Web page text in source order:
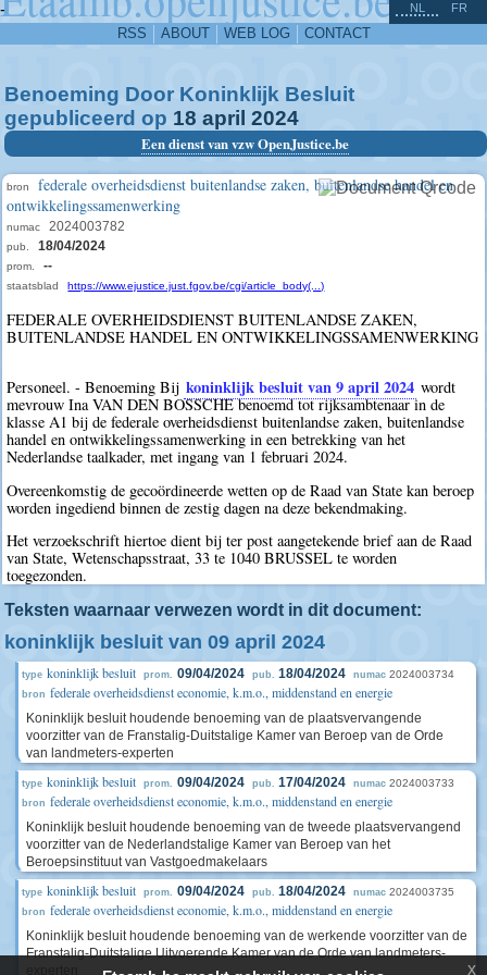
-
RSS ABOUT WEB LOG CONTACT
NL FR
Benoeming Door Koninklijk Besluit
gepubliceerd op 18 april 2024
Een dienst van vzw OpenJustice.be
bron
federale overheidsdienst buitenlandse zaken, buitenlandse handel en
ontwikkelingssamenwerking
numac 2024003782
pub. 18/04/2024
prom. --
staatsblad https://www.ejustice.just.fgov.be/cgi/article_body(...)
FEDERALE OVERHEIDSDIENST BUITENLANDSE ZAKEN,
BUITENLANDSE HANDEL EN ONTWIKKELINGSSAMENWERKING
Personeel. - Benoeming Bij koninklijk besluit van 9 april 2024 wordt
mevrouw Ina VAN DEN BOSSCHE benoemd tot rijksambtenaar in de
klasse A1 bij de federale overheidsdienst buitenlandse zaken, buitenlandse
handel en ontwikkelingssamenwerking in een betrekking van het
Nederlandse taalkader, met ingang van 1 februari 2024.
Overeenkomstig de gecoördineerde wetten op de Raad van State kan beroep
worden ingediend binnen de zestig dagen na deze bekendmaking.
Het verzoekschrift hiertoe dient bij ter post aangetekende brief aan de Raad
van State, Wetenschapsstraat, 33 te 1040 BRUSSEL te worden
toegezonden.
Teksten waarnaar verwezen wordt in dit document:
koninklijk besluit van 09 april 2024
type koninklijk besluit prom. 09/04/2024 pub. 18/04/2024 numac 2024003734
bron federale overheidsdienst economie, k.m.o., middenstand en energie
Koninklijk besluit houdende benoeming van de plaatsvervangende
voorzitter van de Franstalig-Duitstalige Kamer van Beroep van de Orde
van landmeters-experten
type koninklijk besluit prom. 09/04/2024 pub. 17/04/2024 numac 2024003733
bron federale overheidsdienst economie, k.m.o., middenstand en energie
Koninklijk besluit houdende benoeming van de tweede plaatsvervangend
voorzitter van de Nederlandstalige Kamer van Beroep van het
Beroepsinstituut van Vastgoedmakelaars
type koninklijk besluit prom. 09/04/2024 pub. 18/04/2024 numac 2024003735
bron federale overheidsdienst economie, k.m.o., middenstand en energie
Koninklijk besluit houdende benoeming van de werkende voorzitter van de
Franstalig-Duitstalige Uitvoerende Kamer van de Orde van landmeters-
^
x